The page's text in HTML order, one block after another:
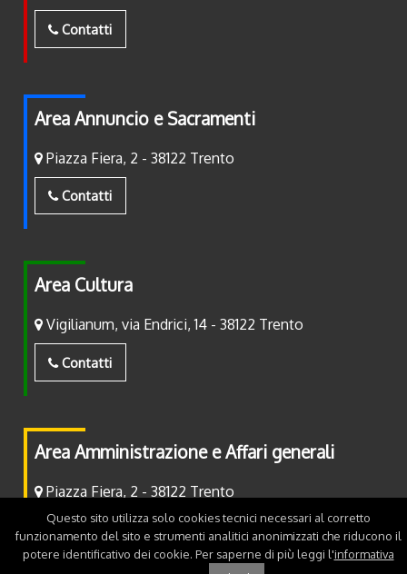
Contatti
Area Annuncio e Sacramenti
Piazza Fiera, 2 - 38122 Trento
Contatti
Area Cultura
Vigilianum, via Endrici, 14 - 38122 Trento
Contatti
Area Amministrazione e Affari generali
Piazza Fiera, 2 - 38122 Trento
Contatti
Questo sito utilizza solo cookies tecnici necessari al corretto
funzionamento del sito e strumenti analitici anonimizzati che riducono il
potere identificativo dei cookie. Per saperne di più leggi l'informativa